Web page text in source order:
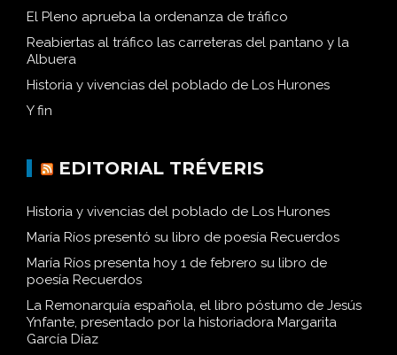
El Pleno aprueba la ordenanza de tráfico
Reabiertas al tráfico las carreteras del pantano y la
Albuera
Historia y vivencias del poblado de Los Hurones
Y fin
EDITORIAL TRÉVERIS
Historia y vivencias del poblado de Los Hurones
María Ríos presentó su libro de poesía Recuerdos
María Ríos presenta hoy 1 de febrero su libro de
poesía Recuerdos
La Remonarquía española, el libro póstumo de Jesús
Ynfante, presentado por la historiadora Margarita
García Díaz